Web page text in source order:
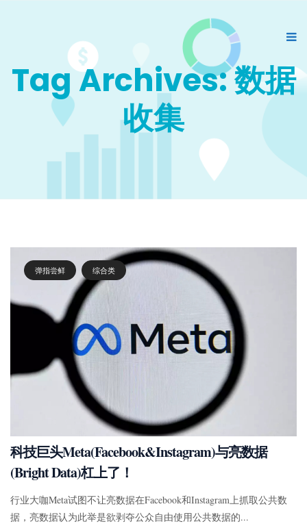
Tag Archives: 数据
收集
弹指尝鲜 综合类
科技巨头Meta(Facebook&Instagram)与亮数据
(Bright Data)杠上了！
行业大咖Meta试图不让亮数据在Facebook和Instagram上抓取公共数
据，亮数据认为此举是欲剥夺公众自由使用公共数据的...